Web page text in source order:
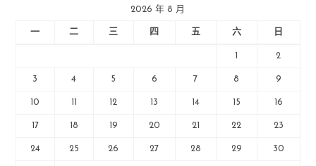
2026 年 8 月
一 二 三 四 五 六 日
1 2
3 4 5 6 7 8 9
10 11 12 13 14 15 16
17 18 19 20 21 22 23
24 25 26 27 28 29 30